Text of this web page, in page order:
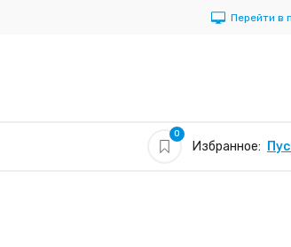
Перейти в
0
Избранное: